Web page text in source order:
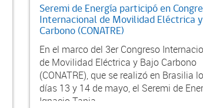
Seremi de Energía participó en
Internacional de Movilidad Eléctrica
Carbono (CONATRE)
En el marco del 3er Congreso
de Movilidad Eléctrica y Bajo Carbono
(CONATRE), que se realizó en Brasilia
días 13 y 14 de mayo, el Seremi de
Ignacio Tapia...